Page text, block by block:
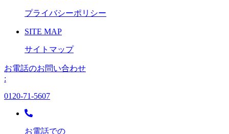
プライバシーポリシー
SITE MAP
サイトマップ
お電話のお問い合わせ
:
0120-71-5607
お電話での